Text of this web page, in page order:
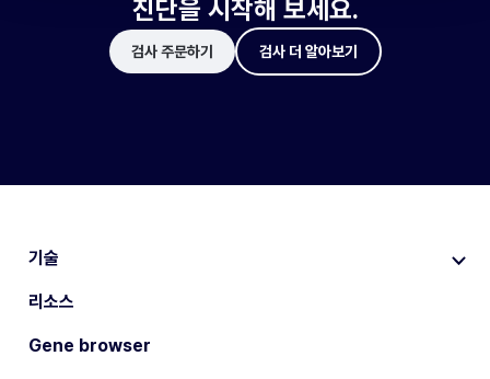
진단을 시작해 보세요.
검사 주문하기 검사 더 알아보기
기술
리소스
Gene browser